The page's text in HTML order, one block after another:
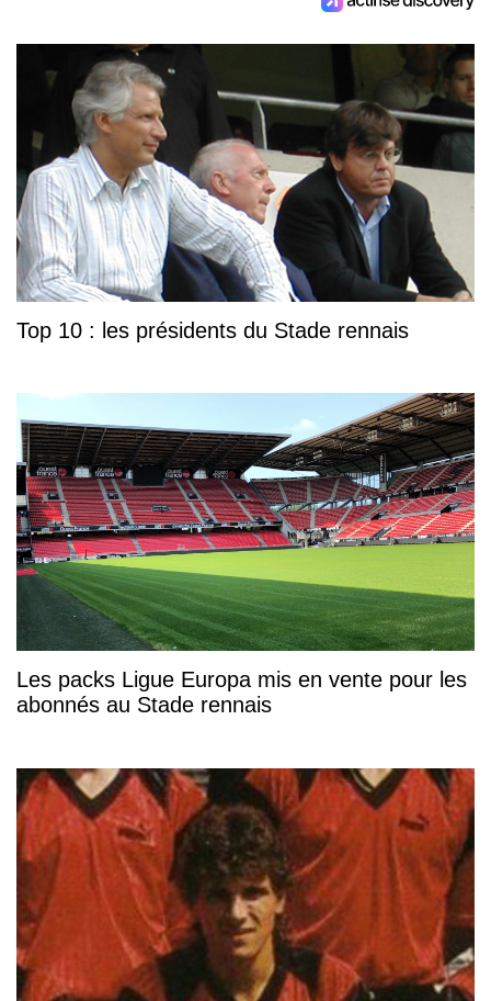
Top 10 : les présidents du Stade rennais
Les packs Ligue Europa mis en vente pour les
abonnés au Stade rennais